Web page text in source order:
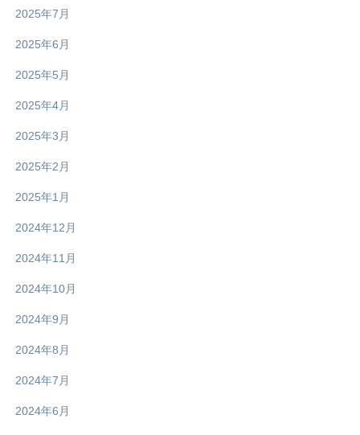
2025年7月
2025年6月
2025年5月
2025年4月
2025年3月
2025年2月
2025年1月
2024年12月
2024年11月
2024年10月
2024年9月
2024年8月
2024年7月
2024年6月